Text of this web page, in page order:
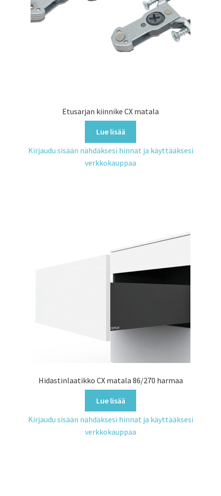
Etusarjan kiinnike CX matala
Lue lisää
Kirjaudu sisään nähdäksesi hinnat ja käyttääksesi
verkkokauppaa
Hidastinlaatikko CX matala 86/270 harmaa
Lue lisää
Kirjaudu sisään nähdäksesi hinnat ja käyttääksesi
verkkokauppaa